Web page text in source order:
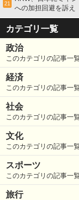
21
への加担回避を訴え
カテゴリ一覧
政治
このカテゴリの記事一
経済
このカテゴリの記事一
社会
このカテゴリの記事一
文化
このカテゴリの記事一
スポーツ
このカテゴリの記事一
旅行